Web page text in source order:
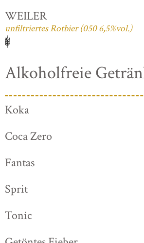
WEILER
unfiltriertes Rotbier (050 6,5%vol.)
Alkoholfreie
Koka
Coca Zero
Fantas
Sprit
Tonic